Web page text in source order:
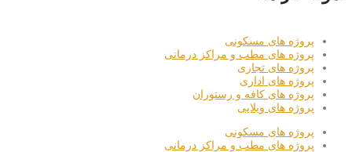
پروژه های مسکونی
پروژه های مطب و مراکز درمانی
پروژه های تجاری
پروژه های اداری
پروژه های کافه و رستوران
پروژه های ویلایی
پروژه های مسکونی
پروژه های مطب و مراکز درمانی